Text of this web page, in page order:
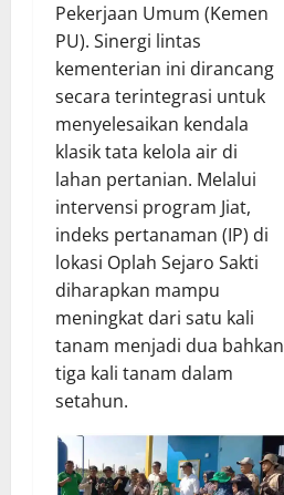
Pekerjaan Umum (Kemen
PU). Sinergi lintas
kementerian ini dirancang
secara terintegrasi untuk
menyelesaikan kendala
klasik tata kelola air di
lahan pertanian. Melalui
intervensi program Jiat,
indeks pertanaman (IP) di
lokasi Oplah Sejaro Sakti
diharapkan mampu
meningkat dari satu kali
tanam menjadi dua bahkan
tiga kali tanam dalam
setahun.